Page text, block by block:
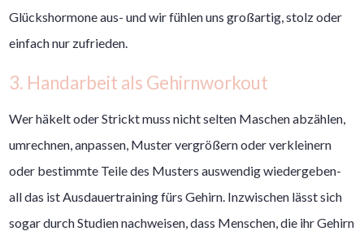
Glückshormone aus- und wir fühlen uns großartig, stolz oder
einfach nur zufrieden.
3. Handarbeit als Gehirnworkout
Wer häkelt oder Strickt muss nicht selten Maschen abzählen,
umrechnen, anpassen, Muster vergrößern oder verkleinern
oder bestimmte Teile des Musters auswendig wiedergeben-
all das ist Ausdauertraining fürs Gehirn. Inzwischen lässt sich
sogar durch Studien nachweisen, dass Menschen, die ihr Gehirn